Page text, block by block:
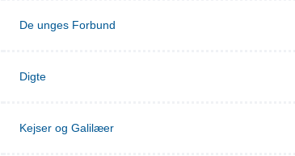
De unges Forbund
Digte
Kejser og Galilæer